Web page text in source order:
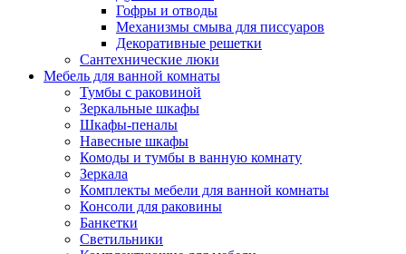
Гофры и отводы
Механизмы смыва для писсуаров
Декоративные решетки
Сантехнические люки
Мебель для ванной комнаты
Тумбы с раковиной
Зеркальные шкафы
Шкафы-пеналы
Навесные шкафы
Комоды и тумбы в ванную комнату
Зеркала
Комплекты мебели для ванной комнаты
Консоли для раковины
Банкетки
Светильники